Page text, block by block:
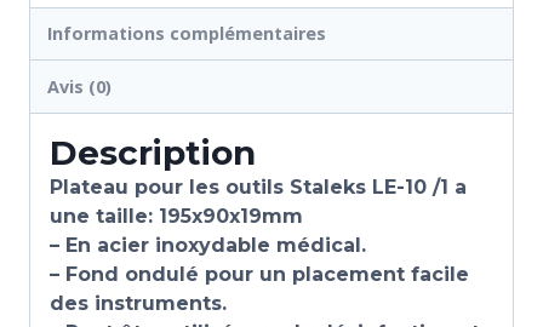
Informations complémentaires
Avis (0)
Description
Plateau pour les outils Staleks LE-10 /1 a
une taille: 195x90x19mm
– En acier inoxydable médical.
– Fond ondulé pour un placement facile
des instruments.